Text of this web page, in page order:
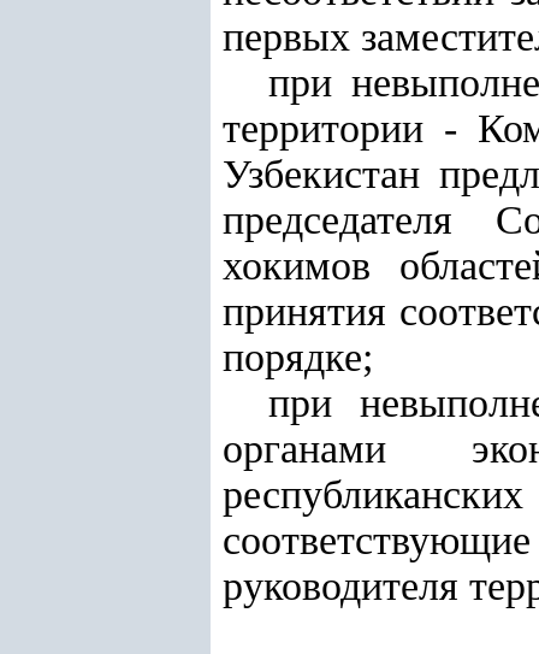
первых
при
территории -
Узбекистан
председателя
хокимов
принятия
порядке;
при
органами
руководителя